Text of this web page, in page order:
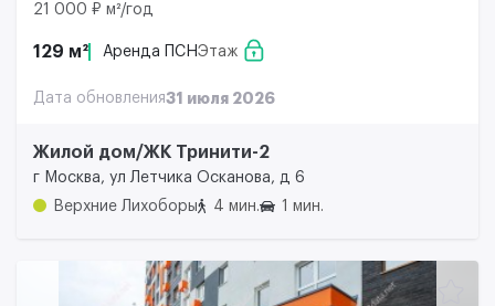
21 000 ₽ м²/год
129 м² Аренда ПСНЭтаж
Дата обновления31 июля 2026
Жилой дом/ЖК Тринити-2
г Москва, ул Летчика Осканова, д 6
Верхние Лихоборы
4 мин. 1 мин.